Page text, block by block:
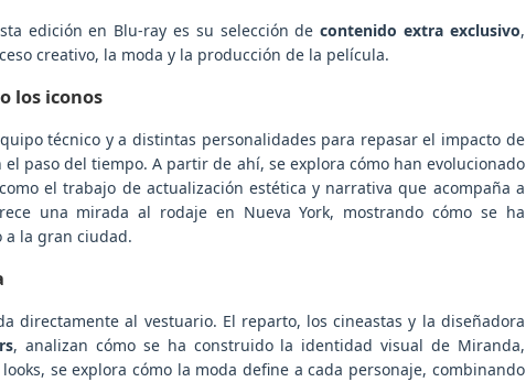
edición en Blu-ray es su selección decontenido extra exclusivo,
creativo, la moda y la producción de la película.
los iconos
técnico y a distintas personalidades para repasar el impacto de
paso del tiempo. A partir de ahí, se explora cómo han evolucionado
el trabajo de actualización estética y narrativa que acompaña a
una mirada al rodaje en Nueva York, mostrando cómo se ha
a la gran ciudad.
directamente al vestuario. El reparto, los cineastas y la diseñadora
, analizan cómo se ha construido la identidad visual de Miranda,
se explora cómo la moda define a cada personaje, combinando